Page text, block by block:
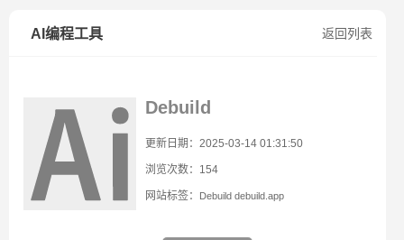
返回列表
AI编程工具
Debuild
更新日期：2025-03-14 01:31:50
浏览次数：154
网站标签： Debuild debuild.app